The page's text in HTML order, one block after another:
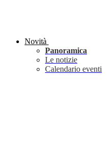
Novità
Panoramica
Le notizie
Calendario eventi